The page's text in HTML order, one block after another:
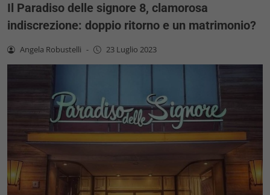
Il Paradiso delle signore 8, clamorosa
indiscrezione: doppio ritorno e un matrimonio?
Angela Robustelli - 23 Luglio 2023